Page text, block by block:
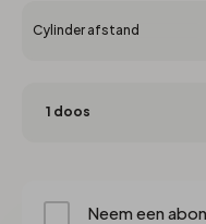
Cylinder afstand
Neem een